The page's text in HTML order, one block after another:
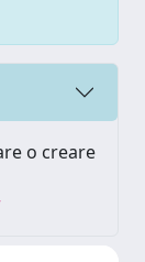
o creare